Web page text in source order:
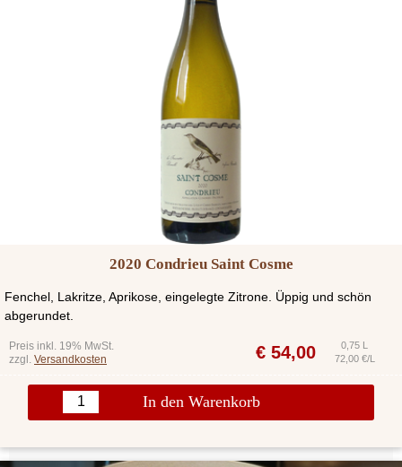
2020 Condrieu Saint Cosme
Fenchel, Lakritze, Aprikose, eingelegte Zitrone. Üppig und schön
abgerundet.
Preis inkl. 19% MwSt.
zzgl. Versandkosten € 54,00
0,75 L
72,00 €/L
In den Warenkorb